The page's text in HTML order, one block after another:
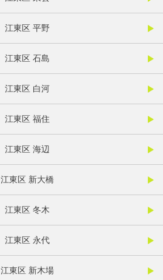
江東区 平野
江東区 石島
江東区 白河
江東区 福住
江東区 海辺
江東区 新大橋
江東区 冬木
江東区 永代
江東区 新木場